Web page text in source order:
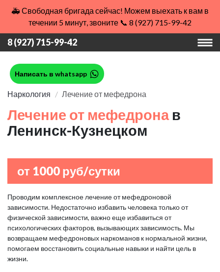
🚑 Свободная бригада сейчас! Можем выехать к вам в
течении 5 минут, звоните 📞 8 (927) 715-99-42
8 (927) 715-99-42
Написать в whatsapp
Наркология Лечение от мефедрона
Лечение от мефедрона в
Ленинск-Кузнецком
от 1000 руб/сутки
Проводим комплексное лечение от мефедроновой
зависимости. Недостаточно избавить человека только от
физической зависимости, важно еще избавиться от
психологических факторов, вызывающих зависимость. Мы
возвращаем мефедроновых наркоманов к нормальной жизни,
помогаем восстановить социальные навыки и найти цель в
жизни.